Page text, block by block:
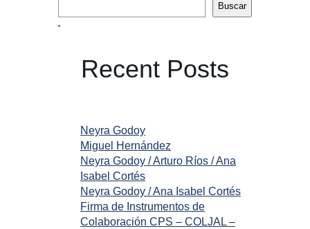
Buscar
Recent Posts
Neyra Godoy
Miguel Hernández
Neyra Godoy / Arturo Ríos / Ana
Isabel Cortés
Neyra Godoy / Ana Isabel Cortés
Firma de Instrumentos de
Colaboración CPS – COLJAL –